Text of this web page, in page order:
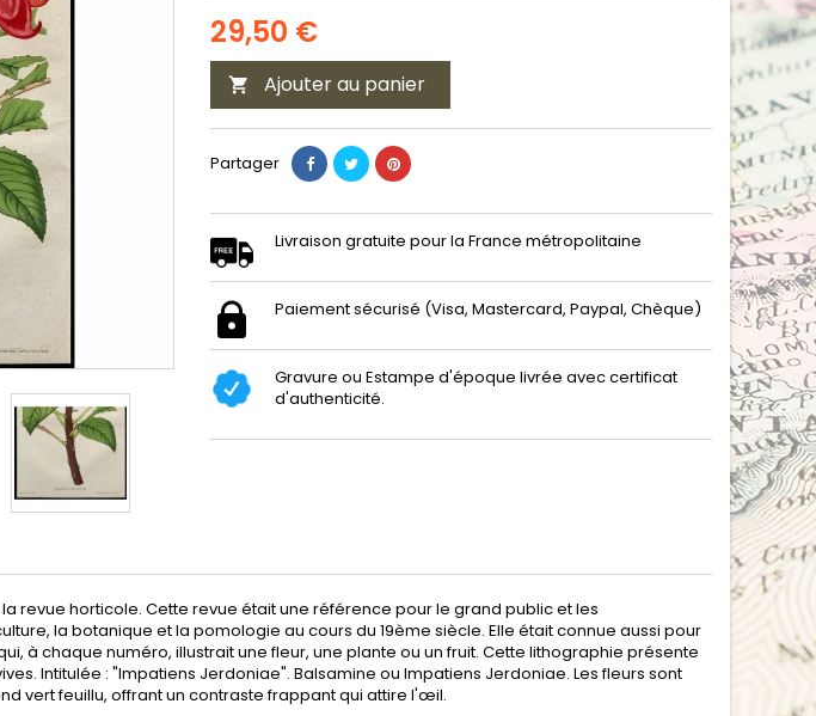
29,50 €
 Ajouter au panier
Partager
Livraison gratuite pour la France métropolitaine
Paiement sécurisé (Visa, Mastercard, Paypal, Chèque)
Gravure ou Estampe d'époque livrée avec certificat
d'authenticité.
revue horticole. Cette revue était une référence pour le grand public et les
la botanique et la pomologie au cours du 19ème siècle. Elle était connue aussi pour
à chaque numéro, illustrait une fleur, une plante ou un fruit. Cette lithographie présente
Intitulée : "Impatiens Jerdoniae". Balsamine ou Impatiens Jerdoniae. Les fleurs sont
vert feuillu, offrant un contraste frappant qui attire l'œil.